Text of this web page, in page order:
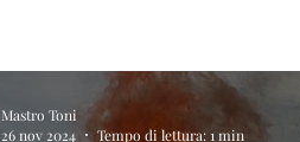
Mastro Toni
26 nov 2024
Tempo di lettura: 1 min